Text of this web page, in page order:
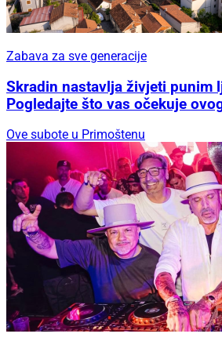
Zabava za sve generacije
Skradin nastavlja živjeti punim
Pogledajte što vas očekuje
Ove subote u Primoštenu